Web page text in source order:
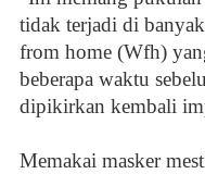
tidak terjadi di
from home (Wfh)
beberapa waktu
dipikirkan kembali
Memakai masker